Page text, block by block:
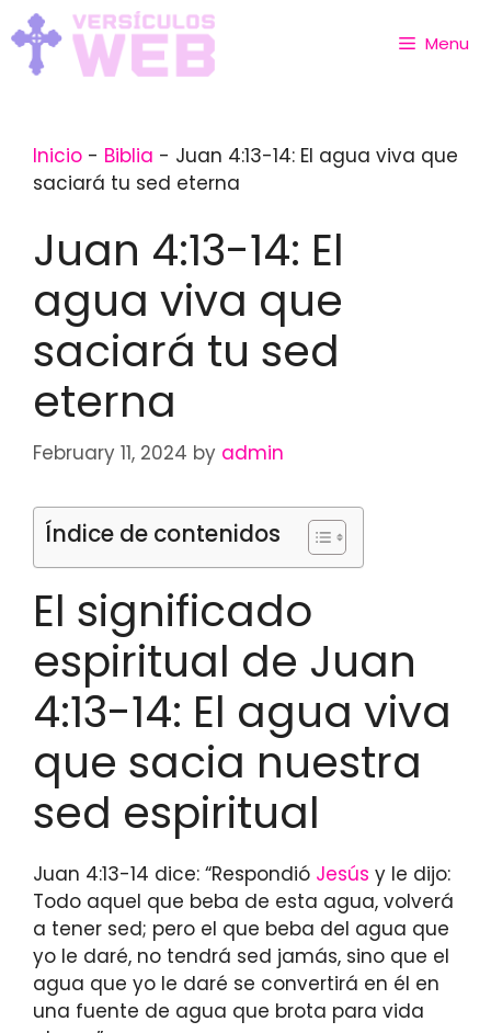
Skip
to
content
Menu
Inicio - Biblia - Juan 4:13-14: El agua viva que
saciará tu sed eterna
Juan 4:13-14: El
agua viva que
saciará tu sed
eterna
February 11, 2024 by admin
Índice de contenidos
El significado
espiritual de Juan
4:13-14: El agua viva
que sacia nuestra
sed espiritual
Juan 4:13-14 dice: “Respondió Jesús y le dijo:
Todo aquel que beba de esta agua, volverá
a tener sed; pero el que beba del agua que
yo le daré, no tendrá sed jamás, sino que el
agua que yo le daré se convertirá en él en
una fuente de agua que brota para vida